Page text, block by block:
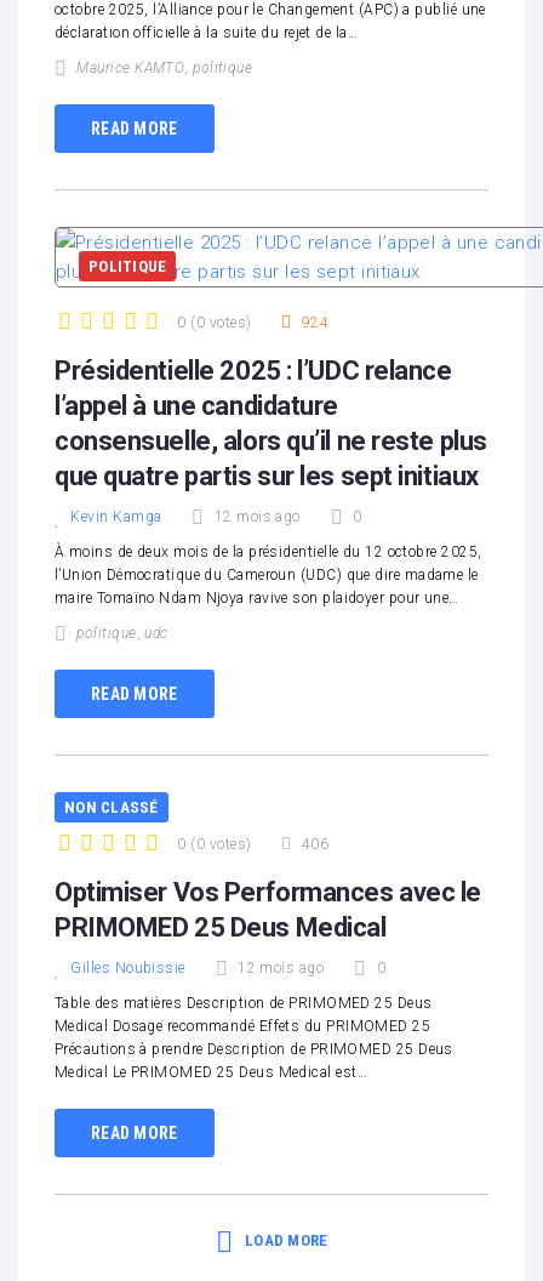
octobre 2025, l’Alliance pour le Changement (APC) a publié une
déclaration officielle à la suite du rejet de la…
Maurice KAMTO,politique
READ MORE
POLITIQUE
0 ( 0 votes) 924
Présidentielle 2025 : l’UDC relance
l’appel à une candidature
consensuelle, alors qu’il ne reste plus
que quatre partis sur les sept initiaux
Kevin Kamga 12 mois ago 0
À moins de deux mois de la présidentielle du 12 octobre 2025,
l’Union Démocratique du Cameroun (UDC) que dire madame le
maire Tomaïno Ndam Njoya ravive son plaidoyer pour une…
politique,udc
READ MORE
NON CLASSÉ
0 ( 0 votes) 406
Optimiser Vos Performances avec le
PRIMOMED 25 Deus Medical
Gilles Noubissie 12 mois ago 0
Table des matières Description de PRIMOMED 25 Deus
Medical Dosage recommandé Effets du PRIMOMED 25
Précautions à prendre Description de PRIMOMED 25 Deus
Medical Le PRIMOMED 25 Deus Medical est…
READ MORE
LOAD MORE